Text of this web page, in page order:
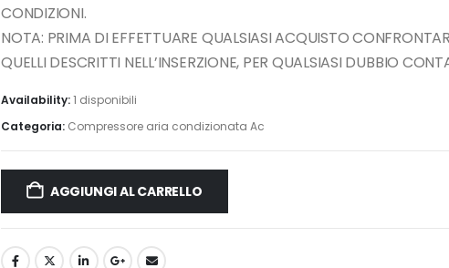
CONDIZIONI.
NOTA: PRIMA DI EFFETTUARE QUALSIASI ACQUISTO
QUELLI DESCRITTI NELL’INSERZIONE, PER QUALSIASI DUBBIO
Availability:1 disponibili
Categoria: Compressore aria condizionata Ac
AGGIUNGI AL CARRELLO